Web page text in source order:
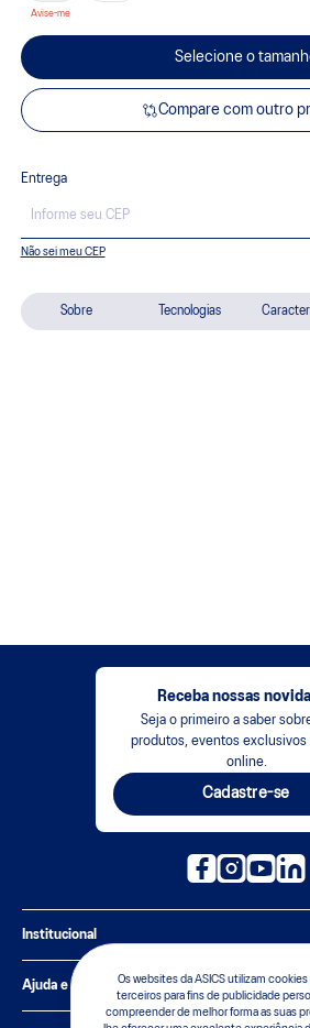
Os websites da ASICS utilizam
terceiros para fins de publicidade
compreender de melhor forma as suas
Sobre Tecnologias
Selecione o
Compare com outro
Entrega
Não sei meu CEP
Receba nossas
Seja o primeiro a saber
produtos, eventos exclusivos
online.
Cadastre-se
Institucional
Política de Privacidade
Sobre a ASICS
Ajuda e suporte